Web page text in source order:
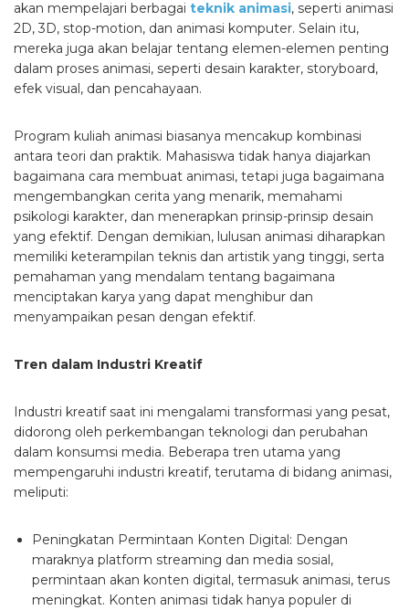
akan mempelajari berbagai teknik animasi, seperti animasi
2D, 3D, stop-motion, dan animasi komputer. Selain itu,
mereka juga akan belajar tentang elemen-elemen penting
dalam proses animasi, seperti desain karakter, storyboard,
efek visual, dan pencahayaan.
Program kuliah animasi biasanya mencakup kombinasi
antara teori dan praktik. Mahasiswa tidak hanya diajarkan
bagaimana cara membuat animasi, tetapi juga bagaimana
mengembangkan cerita yang menarik, memahami
psikologi karakter, dan menerapkan prinsip-prinsip desain
yang efektif. Dengan demikian, lulusan animasi diharapkan
memiliki keterampilan teknis dan artistik yang tinggi, serta
pemahaman yang mendalam tentang bagaimana
menciptakan karya yang dapat menghibur dan
menyampaikan pesan dengan efektif.
Tren dalam Industri Kreatif
Industri kreatif saat ini mengalami transformasi yang pesat,
didorong oleh perkembangan teknologi dan perubahan
dalam konsumsi media. Beberapa tren utama yang
mempengaruhi industri kreatif, terutama di bidang animasi,
meliputi:
Peningkatan Permintaan Konten Digital: Dengan
maraknya platform streaming dan media sosial,
permintaan akan konten digital, termasuk animasi, terus
meningkat. Konten animasi tidak hanya populer di